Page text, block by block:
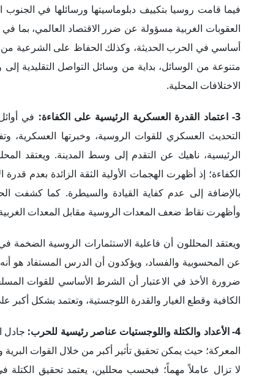
فيما قامت روسيا بتكييف دبلوماسيتها ورسائلها في
العقوبات الغربية مسؤولة عن ضرر الاقتصاد العالمي، بما
أساسي في الحرب الحديثة، وكذلك الحفاظ على الشرعية من
متنوعة من الوسائل، بداية من وسائل التواصل التقليدية
الاختلافات المحلية.
3- اعتماد القدرة العسكرية الرئيسية على الكفاءة:
التحديث العسكري للقوات الروسية، وخبرتها
الرئيسية، ناهيك عن التقدم إلى وسط المدينة. ويعتقد
الكفاءة؛ إذ أظهرت الهجمات الأولية الثقة الزائدة بعدم
بالإضافة إلى عدم كفاية القيادة والسيطرة. كما كشفت
وأظهرت نقاط ضعف المعدات الروسية مقابل المعدات
ويعتقد المحللون أن فاعلية الاستثمارات الروسية الضخمة
عن المحسوبية والفساد، ويؤكدون أن الدرس المستفاد هو
ضرورة الأخذ في الاعتبار أن الشرط الأساسي للقوات
الكافية وقطع الغيار والقدرة اللوجستية، وتعتمد بشكل أكبر
4- الأعداد والكتلة واللوجستيات عناصر رئيسية للحرب:
جادل
المعركة؛ حيث يمكن تحقيق تأثير أكبر من خلال القوات
لا تزال عاملاً مهماً؛ فبحسب محللين، يعتمد تحقيق